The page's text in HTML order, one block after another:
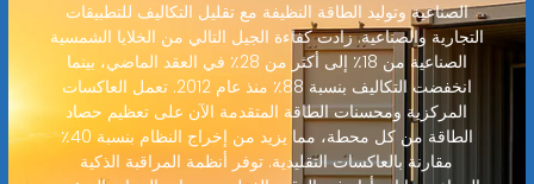
الصناعية وتوليد الطاقة النظيفة مع تقليل التكاليف للتطبيقات
التجارية والصناعية. زادت كفاءة الجيل التالي من الخلايا الشمسية
الصناعية من 18٪ إلى أكثر من 28٪ في العقد الماضي، بينما
انخفضت التكاليف بنسبة 88٪ منذ عام 2012. تعمل العاكسات
المركزية ومحسنات الطاقة المتقدمة الآن على تعظيم حصاد
الطاقة من كل محطة، مما يزيد من إخراج النظام بنسبة 40٪
مقارنة بالعاكسات التقليدية. توفر أنظمة المراقبة الذكية